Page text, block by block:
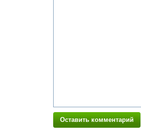
Оставить комментарий